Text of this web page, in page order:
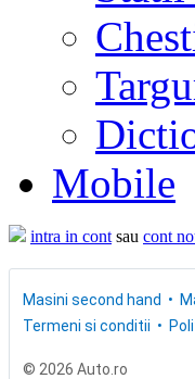
Mobile
intra in cont sau cont
Masini second hand
Termeni si conditii
© 2026 Auto.ro